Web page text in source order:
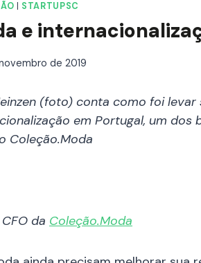
STARTUPSC
e
de 2019
(foto) conta como foi levar
em Portugal, um
Coleção.Moda
da Coleção.Moda